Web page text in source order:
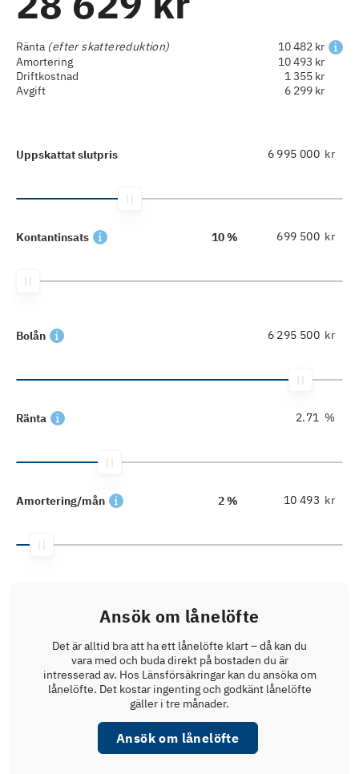
Ränta (efter skattereduktion)
10 482 kr
Amortering
10 493 kr
Driftkostnad
1 355 kr
Avgift
6 299 kr
Uppskattat slutpris kr
Kontantinsats 10 % kr
Bolån kr
Ränta %
Amortering/mån 2 % kr
Ansök om lånelöfte
Det är alltid bra att ha ett lånelöfte klart – då kan du
vara med och buda direkt på bostaden du är
intresserad av. Hos Länsförsäkringar kan du ansöka om
lånelöfte. Det kostar ingenting och godkänt lånelöfte
gäller i tre månader.
Ansök om lånelöfte